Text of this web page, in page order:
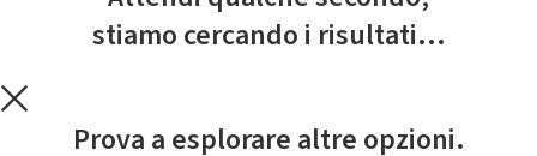
stiamo cercando i risultati...
Prova a esplorare altre opzioni.